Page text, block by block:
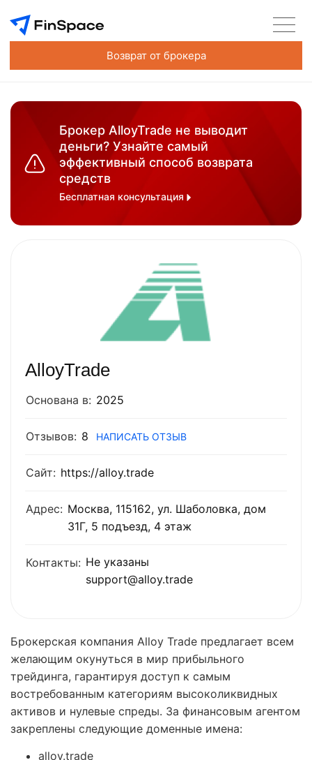
Возврат от брокера
Брокер AlloyTrade не выводит
деньги? Узнайте самый
эффективный способ возврата
средств
Бесплатная консультация
AlloyTrade
Основана в: 2025
Отзывов: 8 НАПИСАТЬ ОТЗЫВ
Сайт: https://alloy.trade
Адрес: Москва, 115162, ул. Шаболовка, дом
31Г, 5 подъезд, 4 этаж
Контакты: Не указаны
support@alloy.trade
Брокерская компания Alloy Trade предлагает всем
желающим окунуться в мир прибыльного
трейдинга, гарантируя доступ к самым
востребованным категориям высоколиквидных
активов и нулевые спреды. За финансовым агентом
закреплены следующие доменные имена:
alloy.trade